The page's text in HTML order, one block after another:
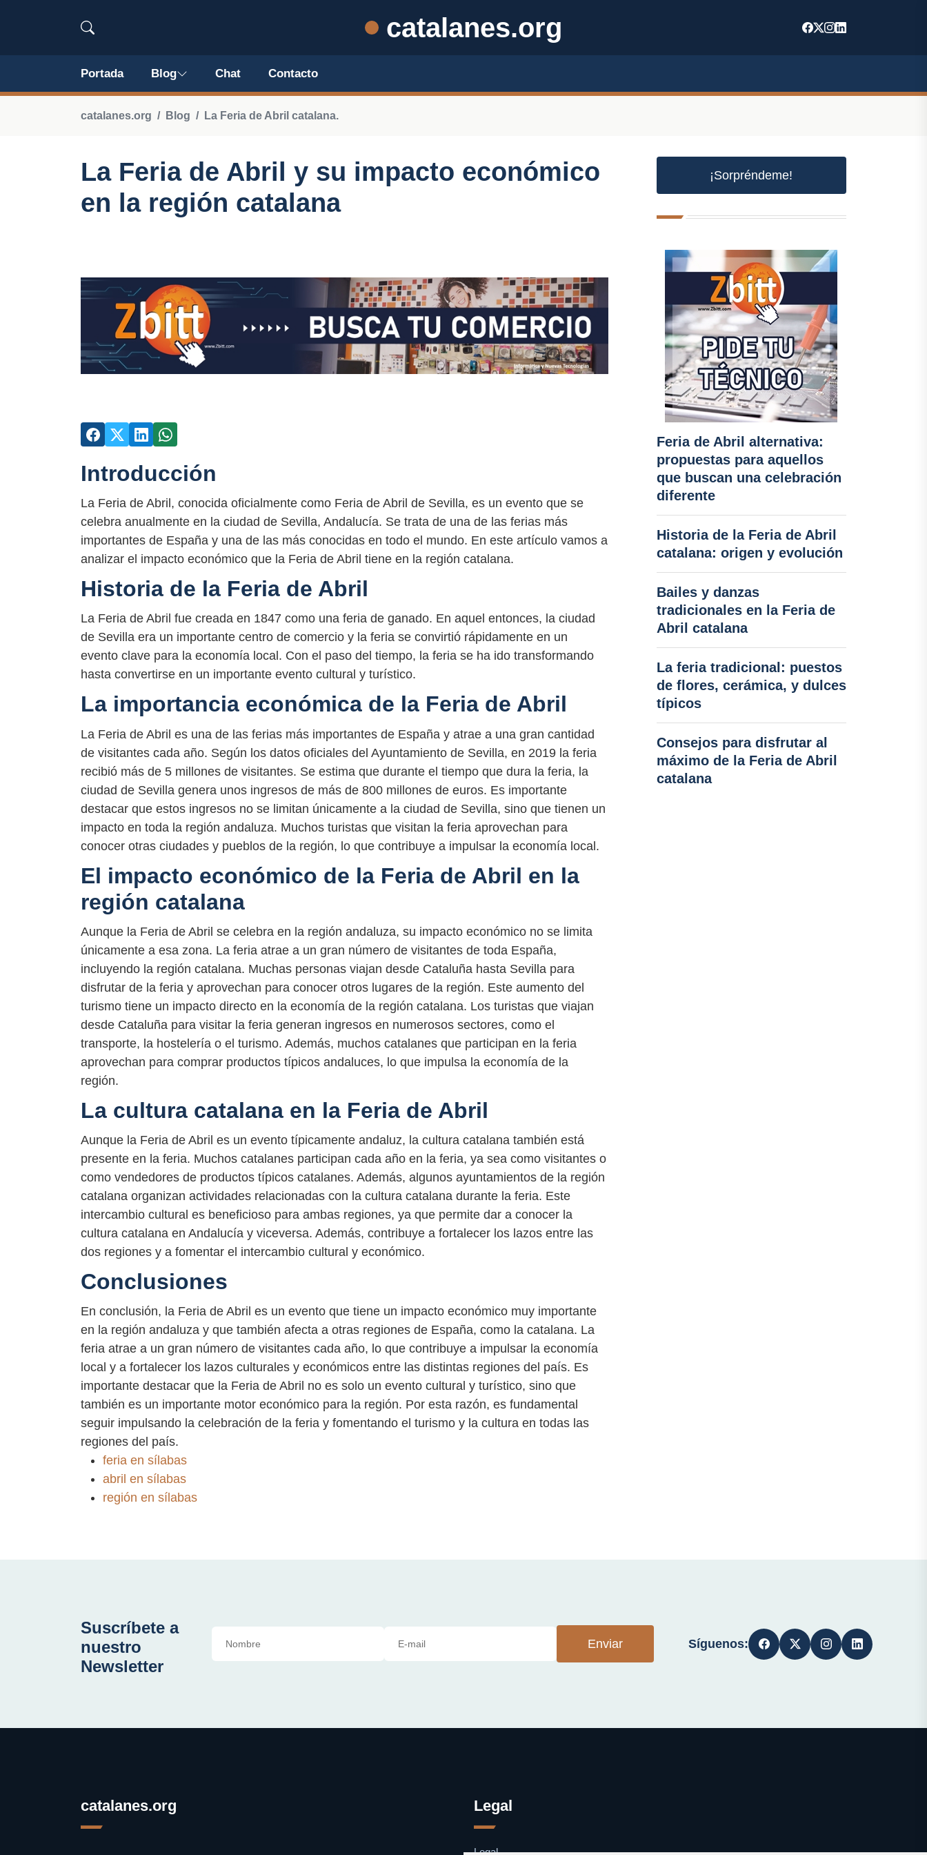
catalanes.org
Portada Blog Chat Contacto
catalanes.org Blog La Feria de Abril catalana.
La Feria de Abril y su impacto económico
en la región catalana
Introducción
La Feria de Abril, conocida oficialmente como Feria de Abril de Sevilla, es un evento que se
celebra anualmente en la ciudad de Sevilla, Andalucía. Se trata de una de las ferias más
importantes de España y una de las más conocidas en todo el mundo. En este artículo vamos a
analizar el impacto económico que la Feria de Abril tiene en la región catalana.
Historia de la Feria de Abril
La Feria de Abril fue creada en 1847 como una feria de ganado. En aquel entonces, la ciudad
de Sevilla era un importante centro de comercio y la feria se convirtió rápidamente en un
evento clave para la economía local. Con el paso del tiempo, la feria se ha ido transformando
hasta convertirse en un importante evento cultural y turístico.
La importancia económica de la Feria de Abril
La Feria de Abril es una de las ferias más importantes de España y atrae a una gran cantidad
de visitantes cada año. Según los datos oficiales del Ayuntamiento de Sevilla, en 2019 la feria
recibió más de 5 millones de visitantes. Se estima que durante el tiempo que dura la feria, la
ciudad de Sevilla genera unos ingresos de más de 800 millones de euros. Es importante
destacar que estos ingresos no se limitan únicamente a la ciudad de Sevilla, sino que tienen un
impacto en toda la región andaluza. Muchos turistas que visitan la feria aprovechan para
conocer otras ciudades y pueblos de la región, lo que contribuye a impulsar la economía local.
El impacto económico de la Feria de Abril en la
región catalana
Aunque la Feria de Abril se celebra en la región andaluza, su impacto económico no se limita
únicamente a esa zona. La feria atrae a un gran número de visitantes de toda España,
incluyendo la región catalana. Muchas personas viajan desde Cataluña hasta Sevilla para
disfrutar de la feria y aprovechan para conocer otros lugares de la región. Este aumento del
turismo tiene un impacto directo en la economía de la región catalana. Los turistas que viajan
desde Cataluña para visitar la feria generan ingresos en numerosos sectores, como el
transporte, la hostelería o el turismo. Además, muchos catalanes que participan en la feria
aprovechan para comprar productos típicos andaluces, lo que impulsa la economía de la
región.
La cultura catalana en la Feria de Abril
Aunque la Feria de Abril es un evento típicamente andaluz, la cultura catalana también está
presente en la feria. Muchos catalanes participan cada año en la feria, ya sea como visitantes o
como vendedores de productos típicos catalanes. Además, algunos ayuntamientos de la región
catalana organizan actividades relacionadas con la cultura catalana durante la feria. Este
intercambio cultural es beneficioso para ambas regiones, ya que permite dar a conocer la
cultura catalana en Andalucía y viceversa. Además, contribuye a fortalecer los lazos entre las
dos regiones y a fomentar el intercambio cultural y económico.
Conclusiones
En conclusión, la Feria de Abril es un evento que tiene un impacto económico muy importante
en la región andaluza y que también afecta a otras regiones de España, como la catalana. La
feria atrae a un gran número de visitantes cada año, lo que contribuye a impulsar la economía
local y a fortalecer los lazos culturales y económicos entre las distintas regiones del país. Es
importante destacar que la Feria de Abril no es solo un evento cultural y turístico, sino que
también es un importante motor económico para la región. Por esta razón, es fundamental
seguir impulsando la celebración de la feria y fomentando el turismo y la cultura en todas las
regiones del país.
feria en sílabas
abril en sílabas
región en sílabas
¡Sorpréndeme!
Feria de Abril alternativa:
propuestas para aquellos
que buscan una celebración
diferente
Historia de la Feria de Abril
catalana: origen y evolución
Bailes y danzas
tradicionales en la Feria de
Abril catalana
La feria tradicional: puestos
de flores, cerámica, y dulces
típicos
Consejos para disfrutar al
máximo de la Feria de Abril
catalana
Suscríbete a
nuestro
Newsletter
Enviar Síguenos:
catalanes.org Legal
Legal